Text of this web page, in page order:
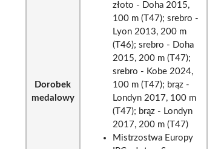
Dorobek
medalowy
złoto - Doha 2015,
100 m (T47); srebro -
Lyon 2013, 200 m
(T46); srebro - Doha
2015, 200 m (T47);
srebro - Kobe 2024,
100 m (T47); brąz -
Londyn 2017, 100 m
(T47); brąz - Londyn
2017, 200 m (T47)
Mistrzostwa Europy